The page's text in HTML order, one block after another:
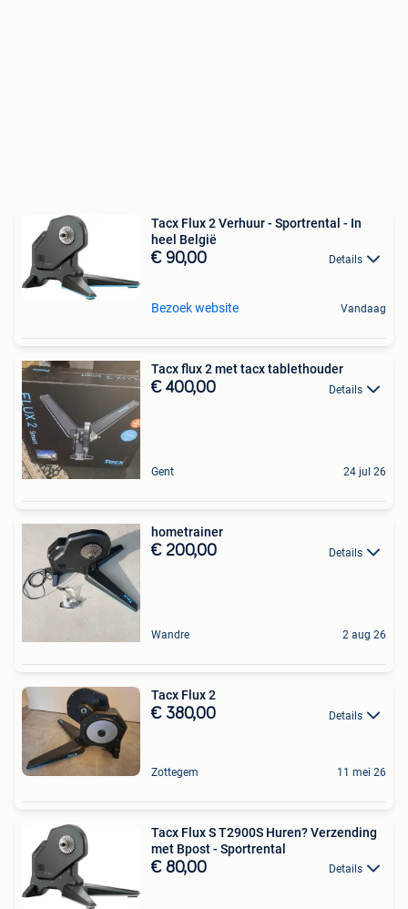
Tacx Flux 2 Verhuur - Sportrental - In
heel België
€ 90,00 Details
Bezoek website Vandaag
Tacx flux 2 met tacx tablethouder
€ 400,00 Details
Gent 24 jul 26
hometrainer
€ 200,00 Details
Wandre 2 aug 26
Tacx Flux 2
€ 380,00 Details
Zottegem 11 mei 26
Tacx Flux S T2900S Huren? Verzending
met Bpost - Sportrental
€ 80,00 Details